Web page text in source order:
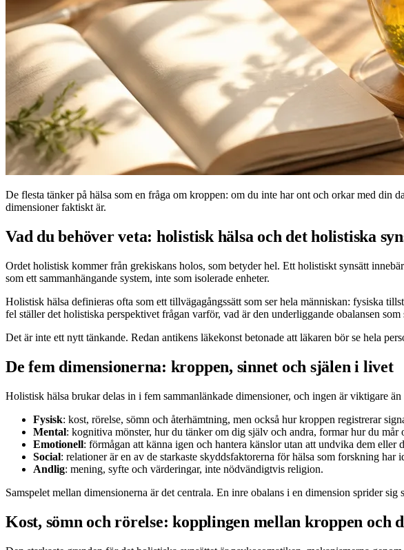
De flesta tänker på hälsa som en fråga om kroppen: om du inte har ont och orkar med din
dimensioner faktiskt är.
Vad du behöver veta: holistisk hälsa och det holistiska
Ordet holistisk kommer från grekiskans holos, som betyder hel. Ett holistiskt synsätt
som ett sammanhängande system, inte som isolerade enheter.
Holistisk hälsa definieras ofta som ett tillvägagångssätt som ser hela människan: fysiska
fel ställer det holistiska perspektivet frågan varför, vad är den underliggande obalansen som
Det är inte ett nytt tänkande. Redan antikens läkekonst betonade att läkaren bör se hela
De fem dimensionerna: kroppen, sinnet och själen i livet
Holistisk hälsa brukar delas in i fem sammanlänkade dimensioner, och ingen är viktigare än
Fysisk: kost, rörelse, sömn och återhämtning, men också hur kroppen registrerar
Mental: kognitiva mönster, hur du tänker om dig själv och andra, formar hur du mår
Emotionell: förmågan att känna igen och hantera känslor utan att undvika dem eller
Social: relationer är en av de starkaste skyddsfaktorerna för hälsa som forskning har
Andlig: mening, syfte och värderingar, inte nödvändigtvis religion.
Samspelet mellan dimensionerna är det centrala. En inre obalans i en dimension sprider
Kost, sömn och rörelse: kopplingen mellan kroppen och